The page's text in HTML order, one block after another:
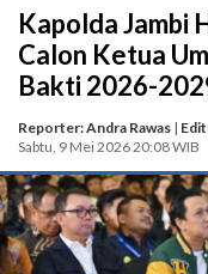
Kapolda Jambi
Calon Ketua
Bakti 2026-
Reporter: Andra Rawas |
Sabtu, 9 Mei 2026 20:08 WIB